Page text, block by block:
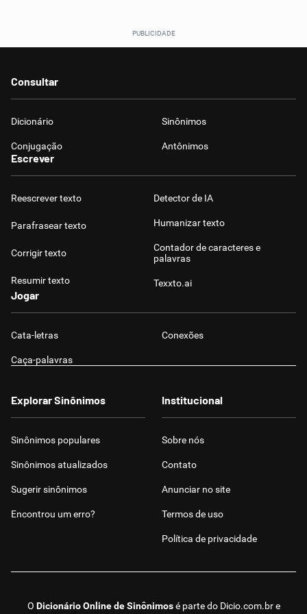
Consultar
Dicionário Sinônimos
Conjugação Antônimos
Escrever
Reescrever texto
Parafrasear texto
Corrigir texto
Resumir texto
Detector de IA
Humanizar texto
Contador de caracteres e
palavras
Texxto.ai
Jogar
Cata-letras Conexões
Caça-palavras
O Dicionário Online de Sinônimosé parte do Dicio.com.bre
Explorar Sinônimos
Sinônimos populares
Sinônimos atualizados
Sugerir sinônimos
Encontrou um erro?
Institucional
Sobre nós
Contato
Anunciar no site
Termos de uso
Política de privacidade